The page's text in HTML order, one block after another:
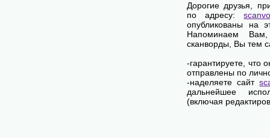
Дорогие друзья,
по адресу:
опубликованы на
Напоминаем
сканворды, Вы тем
-гарантируете, что
отправлены по
-наделяете сайт
дальнейшее
(включая